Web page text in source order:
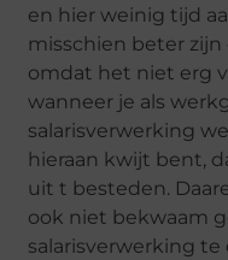
en hier weinig tijd
misschien beter
omdat het niet erg
wanneer je als
salarisverwerking
hieraan kwijt bent,
uit t besteden.
ook niet bekwaam
salarisverwerking